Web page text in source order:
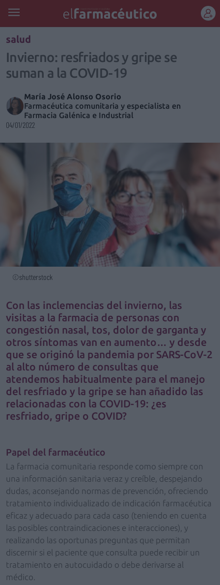
salud
Invierno: resfriados y gripe se
suman a la COVID-19
María José Alonso Osorio
Farmacéutica comunitaria y especialista en
Farmacia Galénica e Industrial
04/01/2022
©shutterstock
Con las inclemencias del invierno, las
visitas a la farmacia de personas con
congestión nasal, tos, dolor de garganta y
otros síntomas van en aumento… y desde
que se originó la pandemia por SARS-CoV-2
al alto número de consultas que
atendemos habitualmente para el manejo
del resfriado y la gripe se han añadido las
relacionadas con la COVID-19: ¿es
resfriado, gripe o COVID?
Papel del farmacéutico
La farmacia comunitaria responde como siempre con
una información sanitaria veraz y creíble, despejando
dudas, aconsejando normas de prevención, ofreciendo
tratamiento individualizado de indicación farmacéutica
eficaz y adecuado para cada caso (teniendo en cuenta
las posibles contraindicaciones e interacciones), y
realizando las oportunas preguntas que permitan
discernir si el paciente que consulta puede recibir un
tratamiento en autocuidado o debe derivarse al
médico.